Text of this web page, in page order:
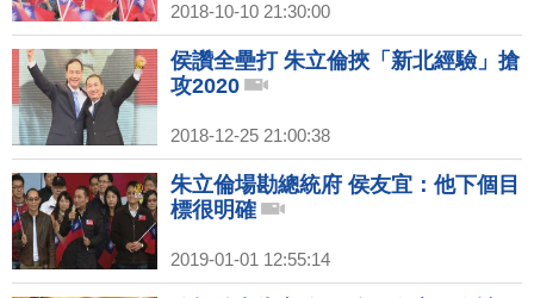
2018-10-10 21:30:00
侯讚全壘打 朱立倫挾「新北經驗」搶
攻2020
2018-12-25 21:00:38
朱立倫場勘總統府 侯友宜：他下個目
標很明確
2019-01-01 12:55:14